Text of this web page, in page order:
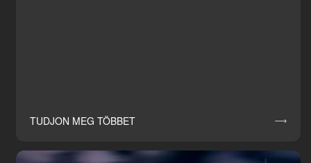
TUDJON MEG TÖBBET 